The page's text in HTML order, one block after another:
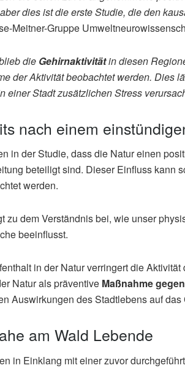
dies ist die erste Studie, die den
Meitner-Gruppe
die Gehirnaktivitätin diesen
der Aktivität beobachtet werden. Dies
einer Stadt zusätzlichen Stress
nach einem
in der Studie, dass die Natur einen
beteiligt sind. Dieser Einfluss kann
werden.
zu dem Verständnis bei, wie unser
beeinflusst.
in der Natur verringert die
Natur als präventive Maßnahme
Auswirkungen des Stadtlebens auf das
am Wald Lebende
in Einklang mit einer zuvor